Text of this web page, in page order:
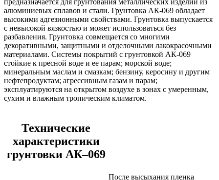
предназначается для грунтования металлических изделий из
алюминиевых сплавов и стали. Грунтовка АК-069 обладает
высокими адгезионными свойствами. Грунтовка выпускается
с невысокой вязкостью и может использоваться без
разбавления. Грунтовка совмещается со многими
декоративными, защитными и отделочными лакокрасочными
материалами. Системы покрытий с грунтовкой АК-069
стойкие к пресной воде и ее парам; морской воде;
минеральным маслам и смазкам; бензину, керосину и другим
нефтепродуктам; агрессивным газам и парам;
эксплуатируются на открытом воздухе в зонах с умеренным,
сухим и влажным тропическим климатом.
Технические
характеристики
грунтовки АК–069
После высыхания пленка